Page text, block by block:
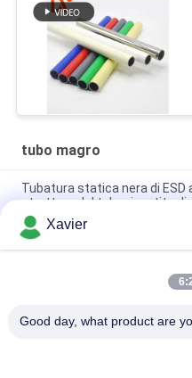
tubo magro
Tubatura statica nera di
struttura del tubo rivestito di
Diametro rivestito di plastica
del tubo di ESD per la
Il pe magro del raccoglitore
Xavier
Good day, what product are